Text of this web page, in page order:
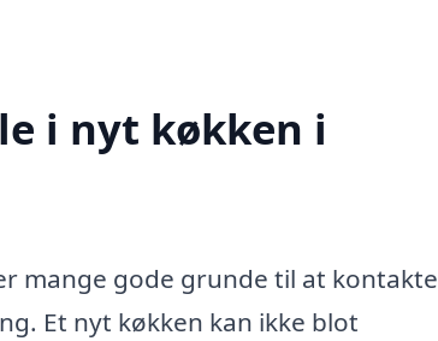
i nyt køkken i
mange gode grunde til at kontakte
Et nyt køkken kan ikke blot